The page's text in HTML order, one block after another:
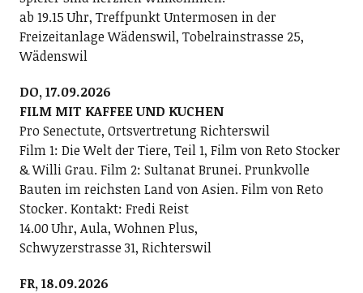
ab 19.15 Uhr, Treffpunkt Untermosen in der
Freizeitanlage Wädenswil, Tobelrainstrasse 25,
Wädenswil
DO, 17.09.2026
FILM MIT KAFFEE UND KUCHEN
Pro Senectute, Ortsvertretung Richterswil
Film 1: Die Welt der Tiere, Teil 1, Film von Reto Stocker
& Willi Grau. Film 2: Sultanat Brunei. Prunkvolle
Bauten im reichsten Land von Asien. Film von Reto
Stocker. Kontakt: Fredi Reist
14.00 Uhr, Aula, Wohnen Plus,
Schwyzerstrasse 31, Richterswil
FR, 18.09.2026